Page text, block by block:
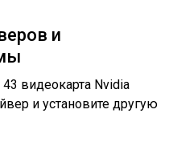
и
видеокарта Nvidia
и установите другую